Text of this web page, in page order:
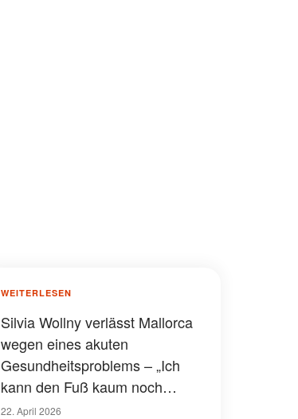
WEITERLESEN
Silvia Wollny verlässt Mallorca
wegen eines akuten
Gesundheitsproblems – „Ich
kann den Fuß kaum noch
bewegen“, sagt der TV-Star in
22. April 2026